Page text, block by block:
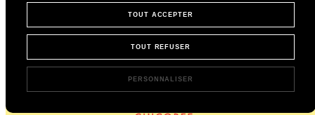
TOUT ACCEPTER
TOUT REFUSER
PERSONNALISER